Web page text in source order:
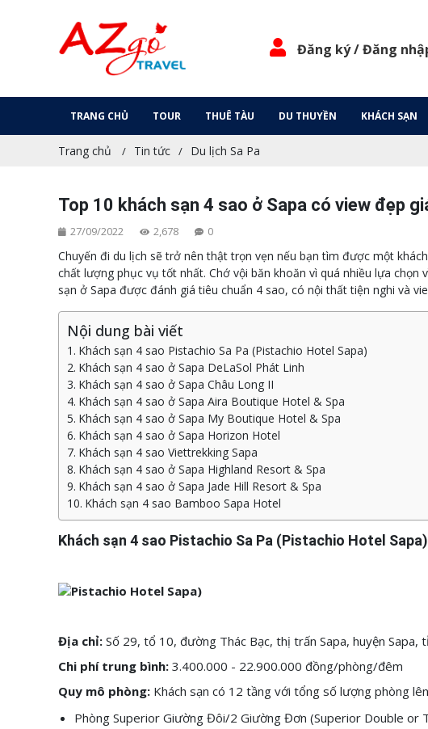
Đăng ký / Đăng
TRANG CHỦ TOUR THUÊ TÀU DU THUYỀN KHÁCH SẠN
Trang chủ Tin tức Du lịch Sa Pa
Top 10 khách sạn 4 sao ở Sapa có view đẹp
27/09/2022 2,678 0
Chuyến đi du lịch sẽ trở nên thật trọn vẹn nếu bạn tìm được một
chất lượng phục vụ tốt nhất. Chớ vội băn khoăn vì quá nhiều lựa chọn
sạn ở Sapa được đánh giá tiêu chuẩn 4 sao, có nội thất tiện nghi và
Nội dung bài viết
Khách sạn 4 sao Pistachio Sa Pa (Pistachio Hotel Sapa)
Khách sạn 4 sao ở Sapa DeLaSol Phát Linh
Khách sạn 4 sao ở Sapa Châu Long II
Khách sạn 4 sao ở Sapa Aira Boutique Hotel & Spa
Khách sạn 4 sao ở Sapa My Boutique Hotel & Spa
Khách sạn 4 sao ở Sapa Horizon Hotel
Khách sạn 4 sao Viettrekking Sapa
Khách sạn 4 sao ở Sapa Highland Resort & Spa
Khách sạn 4 sao ở Sapa Jade Hill Resort & Spa
Khách sạn 4 sao Bamboo Sapa Hotel
Khách sạn 4 sao Pistachio Sa Pa (Pistachio Hotel Sapa)
Địa chỉ: Số 29, tổ 10, đường Thác Bạc, thị trấn Sapa, huyện Sapa,
Chi phí trung bình: 3.400.000 - 22.900.000 đồng/phòng/đêm
Quy mô phòng: Khách sạn có 12 tầng với tổng số lượng phòng
Phòng Superior Giường Đôi/2 Giường Đơn (Superior Double or